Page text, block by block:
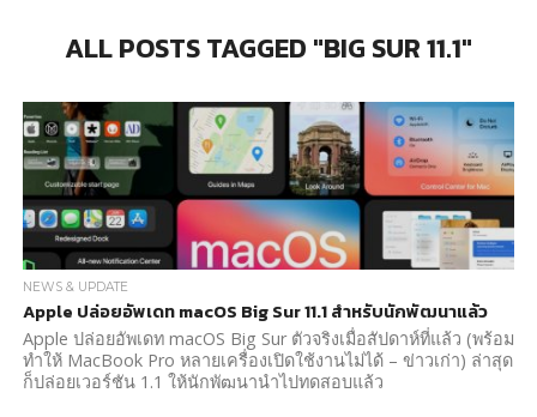
ALL POSTS TAGGED "BIG SUR 11.1"
NEWS & UPDATE
Apple ปล่อยอัพเดท macOS Big Sur 11.1 สำหรับนักพัฒนาแล้ว
Apple ปล่อยอัพเดท macOS Big Sur ตัวจริงเมื่อสัปดาห์ที่แล้ว (พร้อม
ทำให้ MacBook Pro หลายเครื่องเปิดใช้งานไม่ได้ – ข่าวเก่า) ล่าสุด
ก็ปล่อยเวอร์ชัน 1.1 ให้นักพัฒนานำไปทดสอบแล้ว